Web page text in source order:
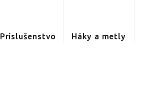
Príslušenstvo Háky a metly